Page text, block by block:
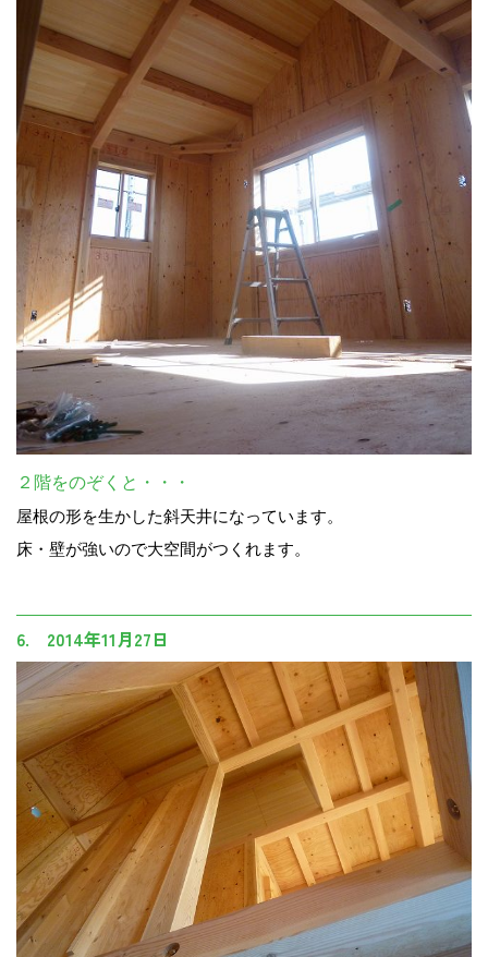
２階をのぞくと・・・
屋根の形を生かした斜天井になっています。
床・壁が強いので大空間がつくれます。
6. 2014年11月27日